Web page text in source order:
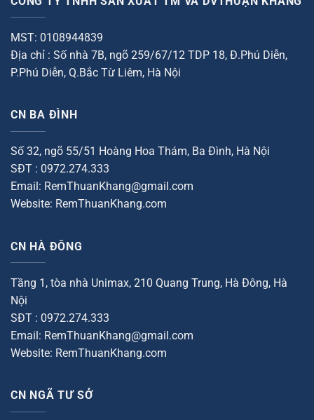
MST: 0108944839
Địa chỉ : Số nhà 7B, ngõ 259/67/12 TDP 18, Đ.Phú Diễn,
P.Phú Diễn, Q.Bắc Từ Liêm, Hà Nội
CN BA ĐÌNH
Số 32, ngõ 55/51 Hoàng Hoa Thám, Ba Đình, Hà Nội
SĐT : 0972.274.333
Email: RemThuanKhang@gmail.com
Website: RemThuanKhang.com
CN HÀ ĐÔNG
Tầng 1, tòa nhà Unimax, 210 Quang Trung, Hà Đông, Hà
Nội
SĐT : 0972.274.333
Email: RemThuanKhang@gmail.com
Website: RemThuanKhang.com
CN NGÃ TƯ SỞ